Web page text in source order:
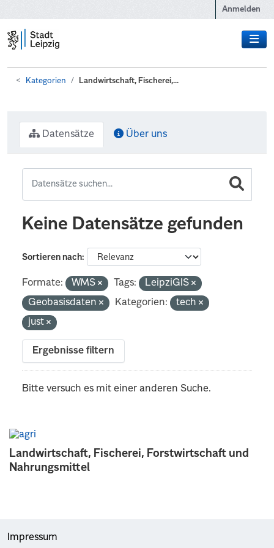
Anmelden
Kategorien Landwirtschaft, Fischerei,...
Landwirtschaft, Fischerei, Forstwirtschaft und
Nahrungsmittel
Datensätze Über uns
Keine Datensätze gefunden
Sortieren nach
Formate: WMS Tags:
LeipziGIS
Geobasisdaten
Kategorien:
tech
just
Ergebnisse filtern
Bitte versuch es mit einer anderen Suche.
Impressum